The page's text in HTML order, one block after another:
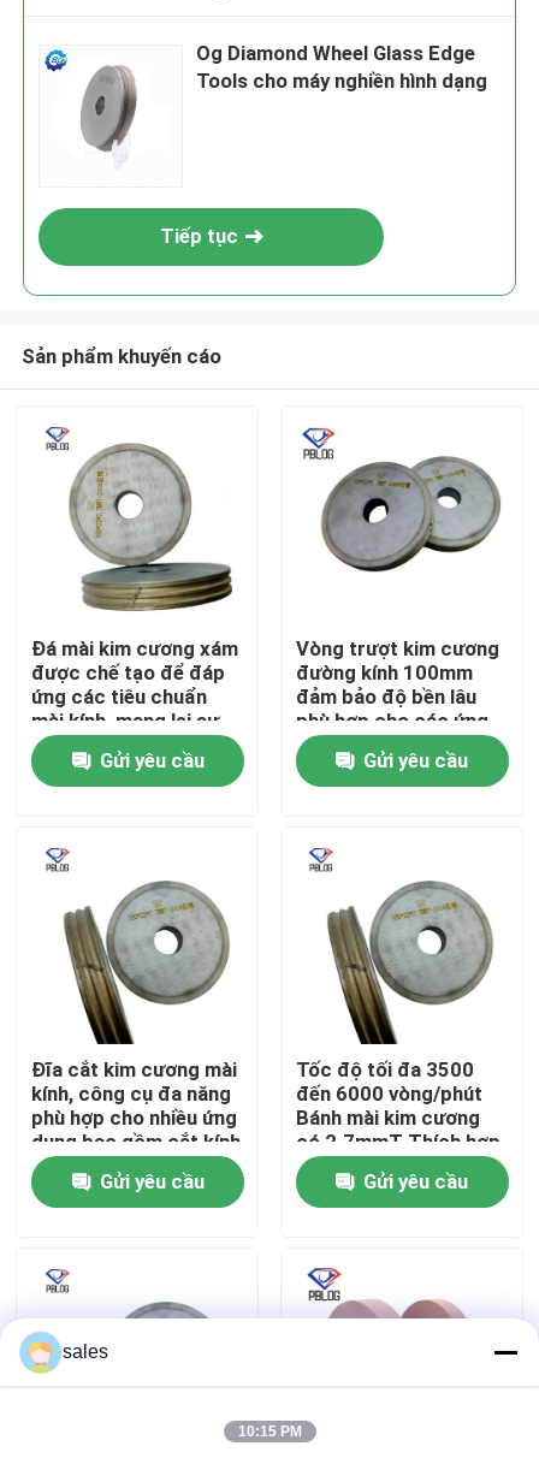
Nhà
Về chúng tôi
Tham quan nhà máy
Kiểm soát chất lượng
Liên hệ chúng tôi
Yêu cầu báo giá
Đá mài kim cương
Og Diamond Wheel Glass Edge
Tools cho máy nghiền hình dạng
Tiếp tục
Sản phẩm khuyến cáo
Đá mài kim cương xám
được chế tạo để đáp
ứng các tiêu chuẩn
mài kính, mang lại sự
phân bố hạt đồng đều
và độ bền cao.
Gửi yêu cầu
Vòng trượt kim cương
đường kính 100mm
đảm bảo độ bền lâu
phù hợp cho các ứng
dụng kỹ thuật chính
xác
Gửi yêu cầu
Đĩa cắt kim cương mài
kính, công cụ đa năng
phù hợp cho nhiều ứng
dụng bao gồm cắt kính
và đá
Gửi yêu cầu
Tốc độ tối đa 3500
đến 6000 vòng/phút
Bánh mài kim cương
có 2.7mmT Thích hợp
cho công nghiệp
Gửi yêu cầu
sales
10:15 PM